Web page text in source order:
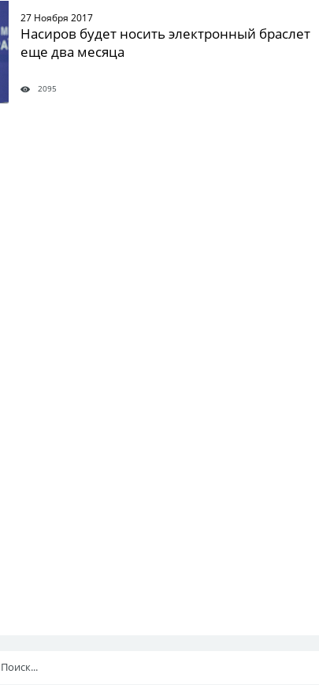
27 Ноября 2017
Насиров будет носить электронный браслет
еще два месяца
2095